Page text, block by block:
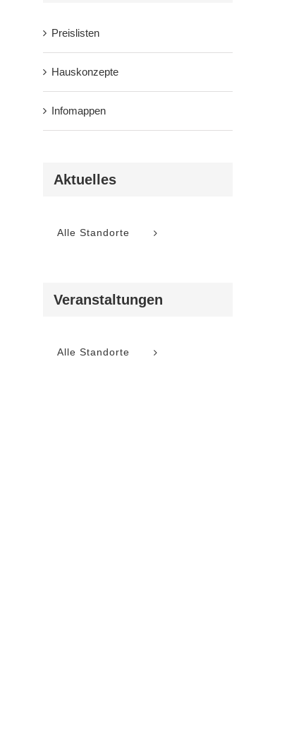
Preislisten
Hauskonzepte
Infomappen
Aktuelles
Alle Standorte
Veranstaltungen
Alle Standorte